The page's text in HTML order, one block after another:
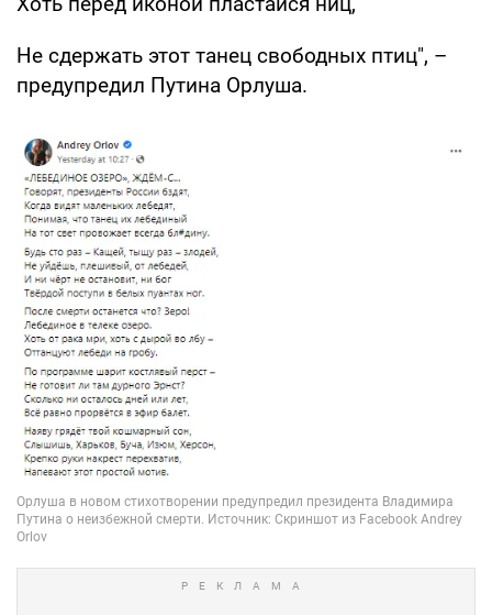
Не сдержать этот танец свободных птиц", –
предупредил Путина Орлуша.